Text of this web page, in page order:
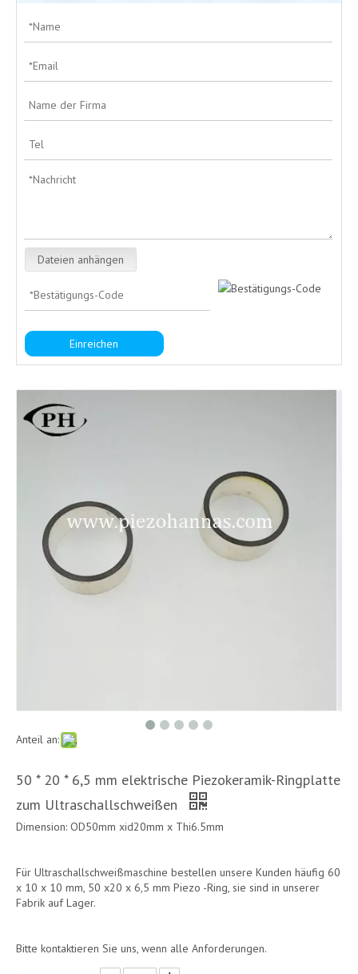
Dateien anhängen
Einreichen
Anteil an:
50 * 20 * 6,5 mm elektrische Piezokeramik-Ringplatte
zum Ultraschallschweißen
Dimension: OD50mm xid20mm x Thi6.5mm
Für Ultraschallschweißmaschine bestellen unsere Kunden häufig 60
x 10 x 10 mm, 50 x20 x 6,5 mm Piezo -Ring, sie sind in unserer
Fabrik auf Lager.
Bitte kontaktieren Sie uns, wenn alle Anforderungen.